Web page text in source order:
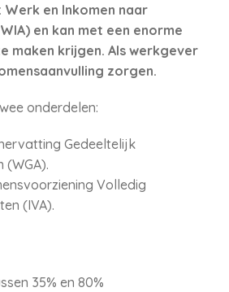
en Inkomen naar
en kan met een enorme
maken krijgen. Als werkgever
zorgen.
onderdelen:
Gedeeltelijk
(WGA).
Volledig
(IVA).
35% en 80%